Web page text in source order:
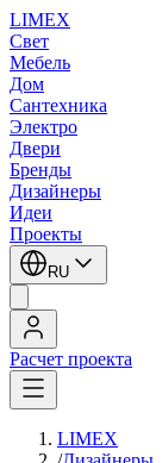
LIMEX
Свет
Мебель
Дом
Сантехника
Электро
Двери
Бренды
Дизайнеры
Идеи
Проекты
RU
Расчет проекта
LIMEX